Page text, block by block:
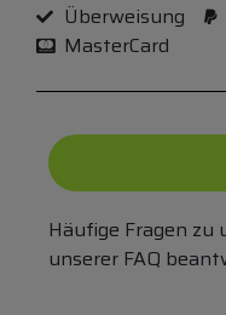
Überweisung
MasterCard
Häufige Fragen zu
unserer FAQ